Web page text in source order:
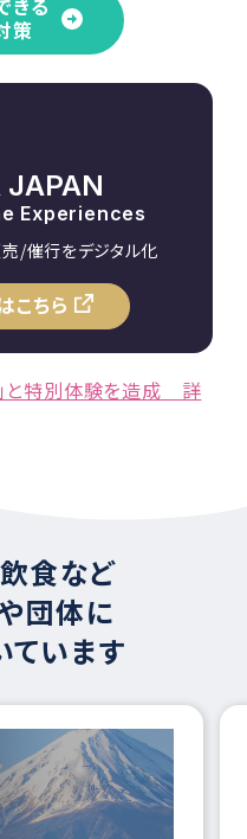
きる
策
JAPAN
Experiences
/催行をデジタル化
こちら
と特別体験を造成 詳
食など
団体に
ています